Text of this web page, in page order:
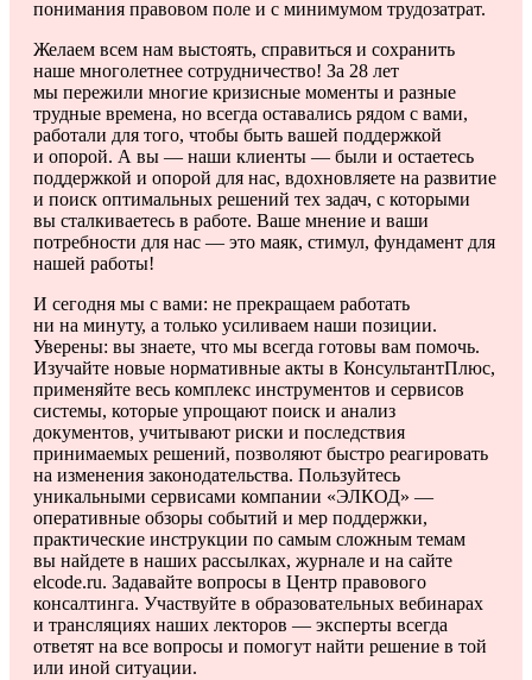
понимания правовом поле и с минимумом трудозатрат.
Желаем всем нам выстоять, справиться и сохранить
наше многолетнее сотрудничество! За 28 лет
мы пережили многие кризисные моменты и разные
трудные времена, но всегда оставались рядом с вами,
работали для того, чтобы быть вашей поддержкой
и опорой. А вы — наши клиенты — были и остаетесь
поддержкой и опорой для нас, вдохновляете на развитие
и поиск оптимальных решений тех задач, с которыми
вы сталкиваетесь в работе. Ваше мнение и ваши
потребности для нас — это маяк, стимул, фундамент для
нашей работы!
И сегодня мы с вами: не прекращаем работать
ни на минуту, а только усиливаем наши позиции.
Уверены: вы знаете, что мы всегда готовы вам помочь.
Изучайте новые нормативные акты в КонсультантПлюс,
применяйте весь комплекс инструментов и сервисов
системы, которые упрощают поиск и анализ
документов, учитывают риски и последствия
принимаемых решений, позволяют быстро реагировать
на изменения законодательства. Пользуйтесь
уникальными сервисами компании «ЭЛКОД» —
оперативные обзоры событий и мер поддержки,
практические инструкции по самым сложным темам
вы найдете в наших рассылках, журнале и на сайте
elcode.ru. Задавайте вопросы в Центр правового
консалтинга. Участвуйте в образовательных вебинарах
и трансляциях наших лекторов — эксперты всегда
ответят на все вопросы и помогут найти решение в той
или иной ситуации.